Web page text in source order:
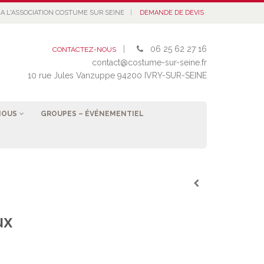
L'ASSOCIATION COSTUME SUR SEINE DEMANDE DE DEVIS
CONTACTEZ-NOUS
06 25 62 27 16
contact@costume-sur-seine.fr
10 rue Jules Vanzuppe 94200 IVRY-SUR-SEINE
GROUPES – ÉVÉNEMENTIEL